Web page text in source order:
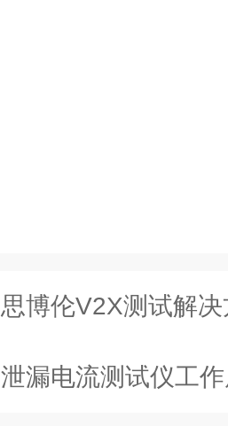
思博伦V2X测试解决方案助力制造
泄漏电流测试仪工